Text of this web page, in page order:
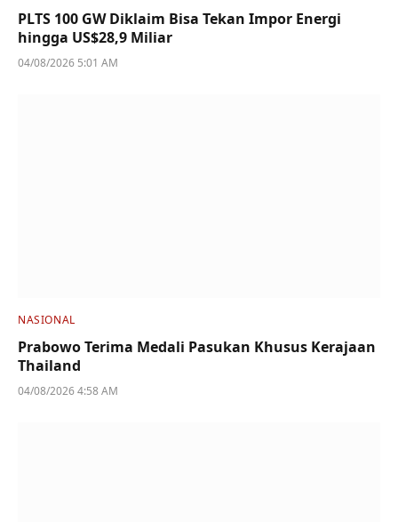
PLTS 100 GW Diklaim Bisa Tekan Impor Energi
hingga US$28,9 Miliar
04/08/2026 5:01 AM
NASIONAL
Prabowo Terima Medali Pasukan Khusus Kerajaan
Thailand
04/08/2026 4:58 AM